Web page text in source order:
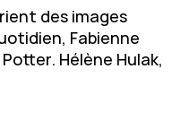
des images
Fabienne
Hélène Hulak,